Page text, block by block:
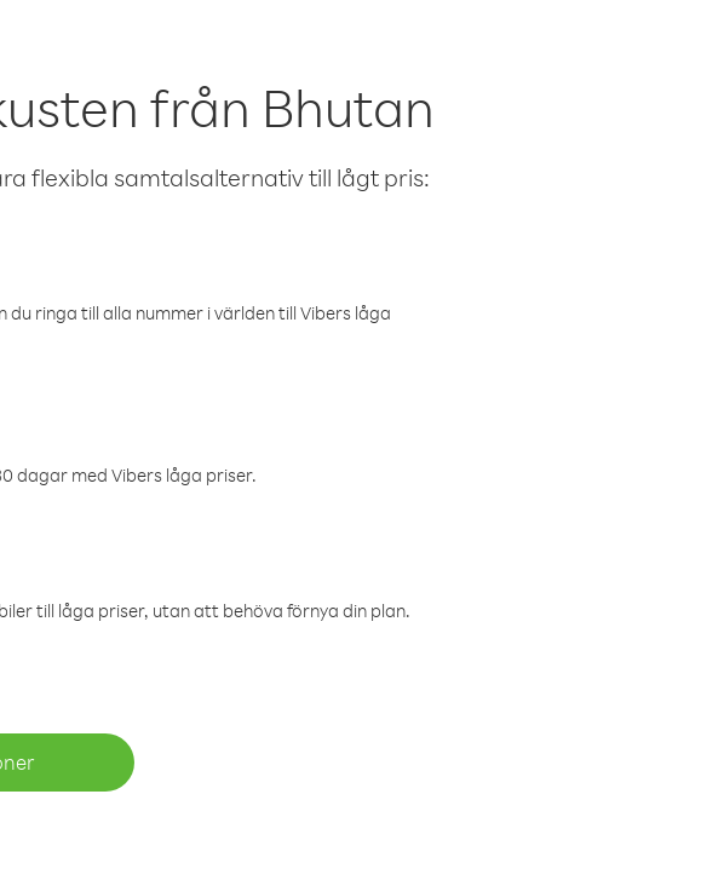
från Bhutan
flexibla samtalsalternativ till lågt pris:
ringa till alla nummer i världen till Vibers låga
dagar med Vibers låga priser.
till låga priser, utan att behöva förnya din plan.